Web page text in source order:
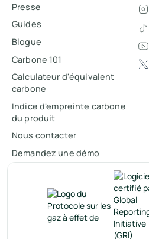
Presse
Guides
Blogue
Carbone 101
Calculateur d'équivalent
carbone
Indice d'empreinte carbone
du produit
Nous contacter
Demandez une démo